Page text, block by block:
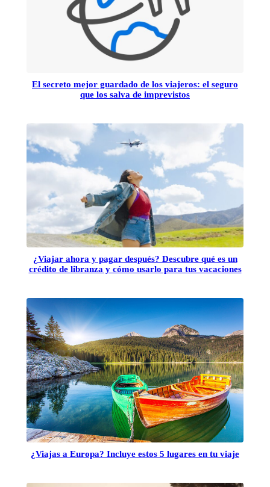
El secreto mejor guardado de los viajeros: el seguro
que los salva de imprevistos
¿Viajar ahora y pagar después? Descubre qué es un
crédito de libranza y cómo usarlo para tus vacaciones
¿Viajas a Europa? Incluye estos 5 lugares en tu viaje